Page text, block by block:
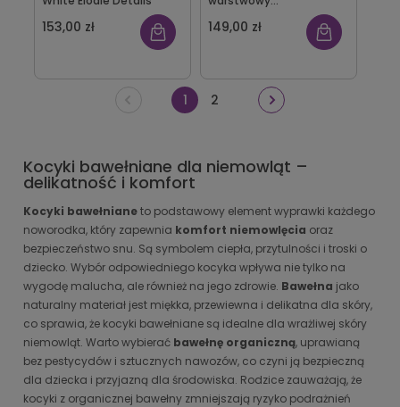
153,00 zł
musztardowy Bim Bla
149,00 zł
1 2
Kocyki bawełniane dla niemowląt –
delikatność i komfort
Kocyki bawełnianeto podstawowy element wyprawki każdego
noworodka, który zapewnia komfort niemowlęcia oraz
bezpieczeństwo snu. Są symbolem ciepła, przytulności i troski o
dziecko. Wybór odpowiedniego kocyka wpływa nie tylko na
wygodę malucha, ale również na jego zdrowie. Bawełna jako
naturalny materiał jest miękka, przewiewna i delikatna dla skóry,
co sprawia, że kocyki bawełniane są idealne dla wrażliwej skóry
niemowląt. Warto wybierać bawełnę organiczną, uprawianą
bez pestycydów i sztucznych nawozów, co czyni ją bezpieczną
dla dziecka i przyjazną dla środowiska. Rodzice zauważają, że
kocyki z organicznej bawełny zmniejszają ryzyko podrażnień